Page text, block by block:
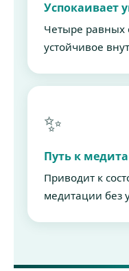
Успокаивает
Четыре равных
устойчивое
✨
Путь к
Приводит к
медитации без